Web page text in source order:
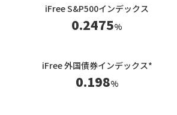
iFree S&P500インデックス
0.2475%
iFree 外国債券インデックス*
0.198%